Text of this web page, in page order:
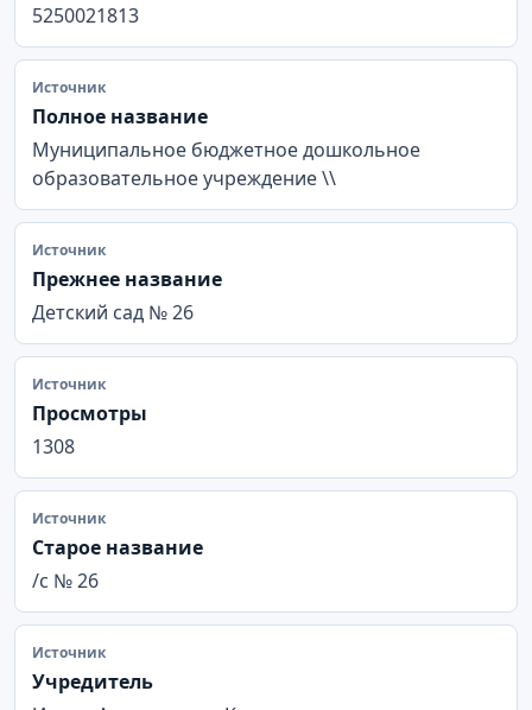
5250021813
Источник
Полное название
Муниципальное бюджетное дошкольное
образовательное учреждение \\
Источник
Прежнее название
Детский сад № 26
Источник
Просмотры
1308
Источник
Старое название
/с № 26
Источник
Учредитель